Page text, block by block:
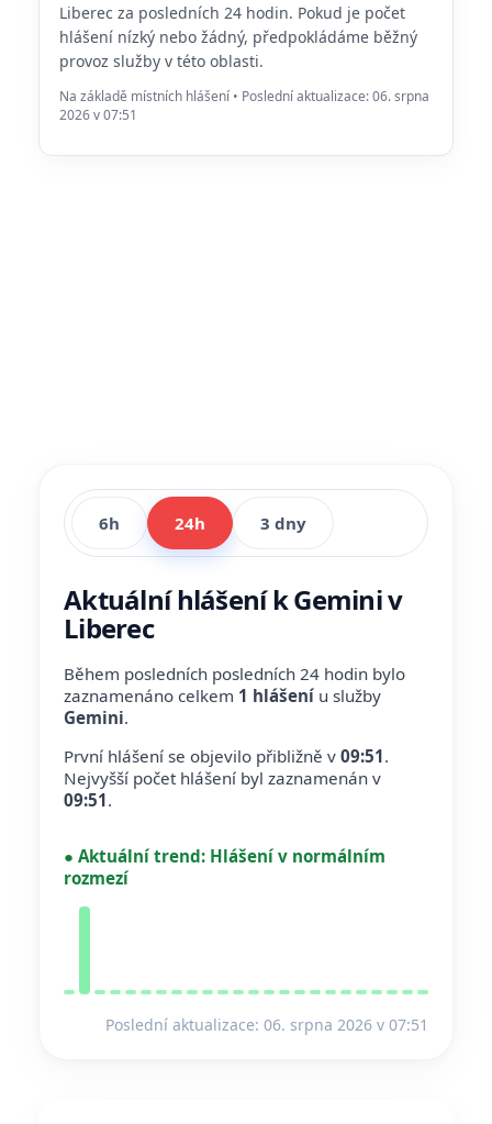
Liberec za posledních 24 hodin. Pokud je počet
hlášení nízký nebo žádný, předpokládáme běžný
provoz služby v této oblasti.
Na základě místních hlášení • Poslední aktualizace: 06. srpna
2026 v 07:51
6h 24h 3 dny
Aktuální hlášení k Gemini v
Liberec
Během posledních posledních 24 hodin bylo
zaznamenáno celkem 1 hlášení u služby
Gemini.
První hlášení se objevilo přibližně v 09:51.
Nejvyšší počet hlášení byl zaznamenán v
09:51.
● Aktuální trend: Hlášení v normálním
rozmezí
Poslední aktualizace: 06. srpna 2026 v 07:51